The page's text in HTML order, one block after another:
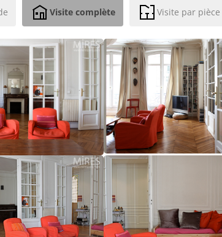
Visite complète Visite par pièce